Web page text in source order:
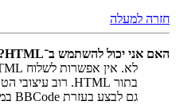
חזרה למעלה
האם אני יכול להשתמש ב־HTML?
גם לבצע בעזרת BBCode במקום.